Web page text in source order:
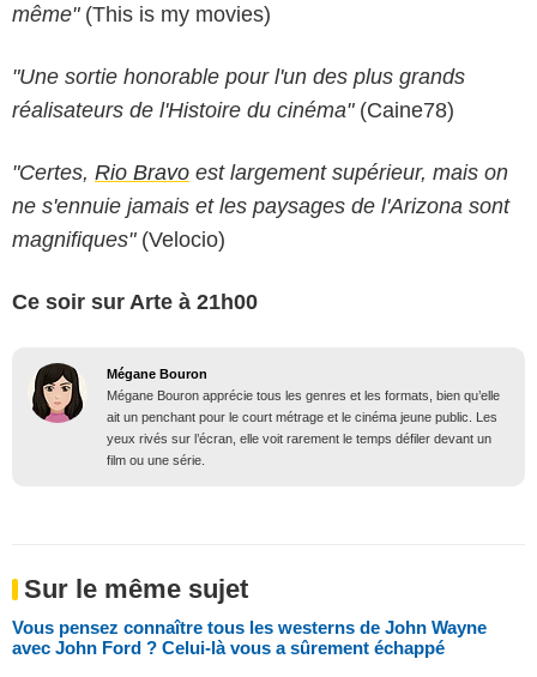
même" (This is my movies)
"Une sortie honorable pour l'un des plus grands
réalisateurs de l'Histoire du cinéma" (Caine78)
"Certes, Rio Bravo est largement supérieur, mais on
ne s'ennuie jamais et les paysages de l'Arizona sont
magnifiques" (Velocio)
Ce soir sur Arte à 21h00
Mégane Bouron
Mégane Bouron apprécie tous les genres et les formats, bien qu’elle
ait un penchant pour le court métrage et le cinéma jeune public. Les
yeux rivés sur l’écran, elle voit rarement le temps défiler devant un
film ou une série.
Sur le même sujet
Vous pensez connaître tous les westerns de John Wayne
avec John Ford ? Celui-là vous a sûrement échappé